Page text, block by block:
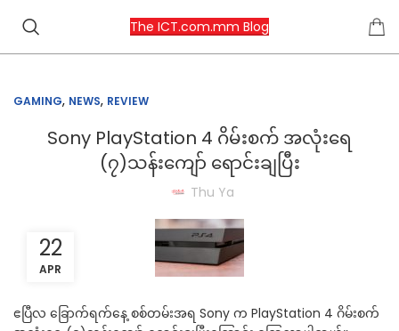
The ICT.com.mm Blog
GAMING, NEWS, REVIEW
Sony PlayStation 4 ဂိမ်းစက် အလုံးရေ
(၇)သန်းကျော် ရောင်းချပြီး
Thu Ya
22
APR
ဧပြီလ ခြောက်ရက်နေ့ စစ်တမ်းအရ Sony က PlayStation 4 ဂိမ်းစက်